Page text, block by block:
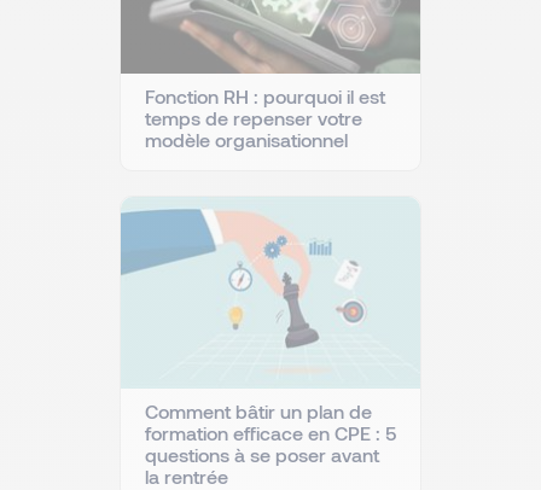
Fonction RH : pourquoi il est
temps de repenser votre
modèle organisationnel
Comment bâtir un plan de
formation efficace en CPE : 5
questions à se poser avant
la rentrée